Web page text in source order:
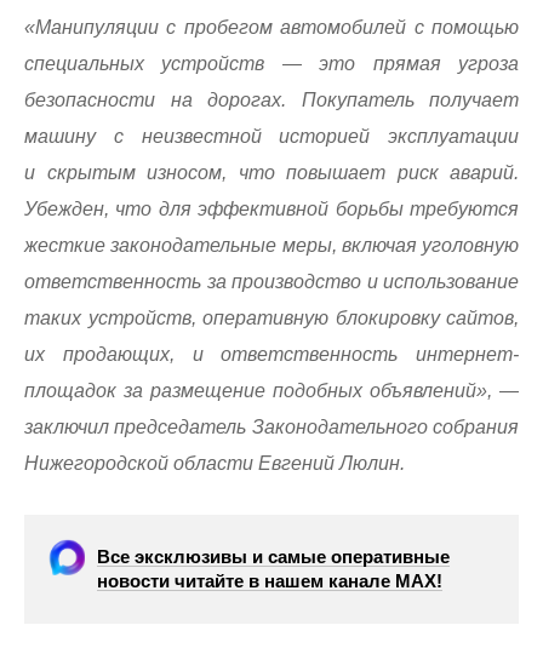
«Манипуляции с пробегом автомобилей с помощью
специальных устройств — это прямая угроза
безопасности на дорогах. Покупатель получает
машину с неизвестной историей эксплуатации
и скрытым износом, что повышает риск аварий.
Убежден, что для эффективной борьбы требуются
жесткие законодательные меры, включая уголовную
ответственность за производство и использование
таких устройств, оперативную блокировку сайтов,
их продающих, и ответственность интернет-
площадок за размещение подобных объявлений», —
заключил председатель Законодательного собрания
Нижегородской области Евгений Люлин.
Все эксклюзивы и самые оперативные
новости читайте в нашем канале МАХ!